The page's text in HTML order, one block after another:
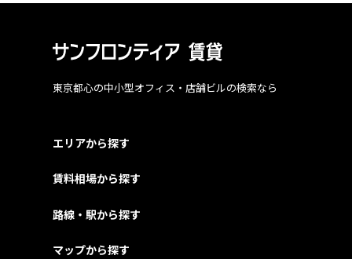
東京都心の中小型オフィス・店舗ビルの検索なら
エリアから探す
賃料相場から探す
路線・駅から探す
マップから探す